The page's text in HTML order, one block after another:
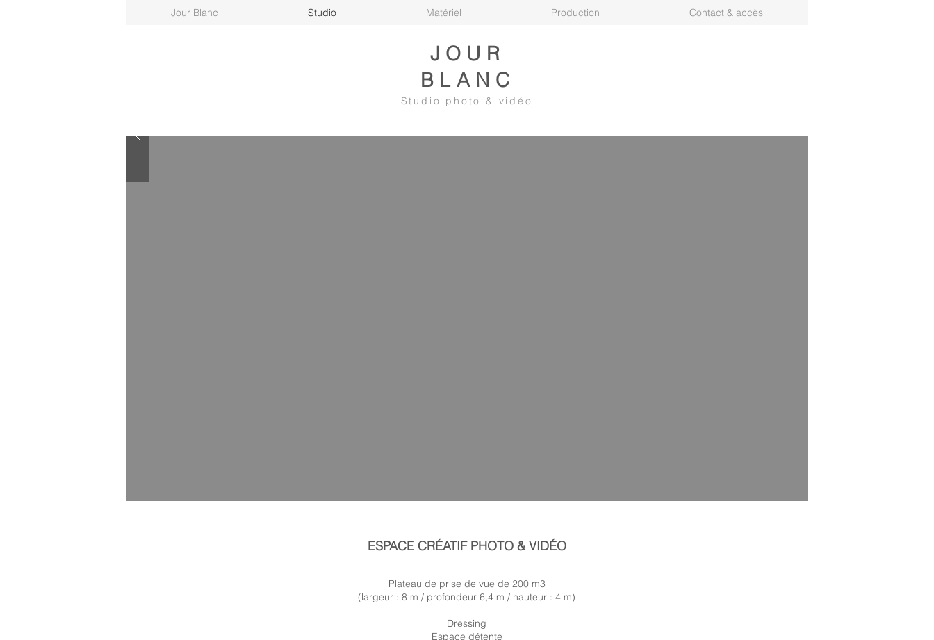
Jour Blanc Studio Matériel Production Contact & accès
JOUR
BLANC
Studio photo & vidéo
ESPACE CRÉATIF PHOTO & VIDÉO
Plateau de prise de vue de 200 m3
(largeur : 8 m / profondeur 6,4 m / hauteur : 4 m)
Dressing
Espace détente